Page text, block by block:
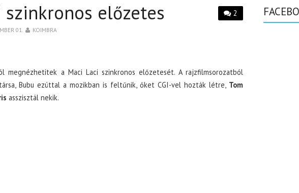
2
szinkronos előzetes
01. KOIMBRA
megnézhetitek a Maci Laci szinkronos előzetesét. A rajzfilmsorozatból
Bubu ezúttal a mozikban is feltűnik, őket CGI-vel hozták létre, Tom
asszisztál nekik.